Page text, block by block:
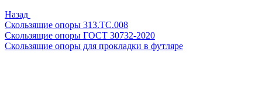
Назад
Скользящие опоры 313.ТС.008
Скользящие опоры ГОСТ 30732-2020
Скользящие опоры для прокладки в футляре